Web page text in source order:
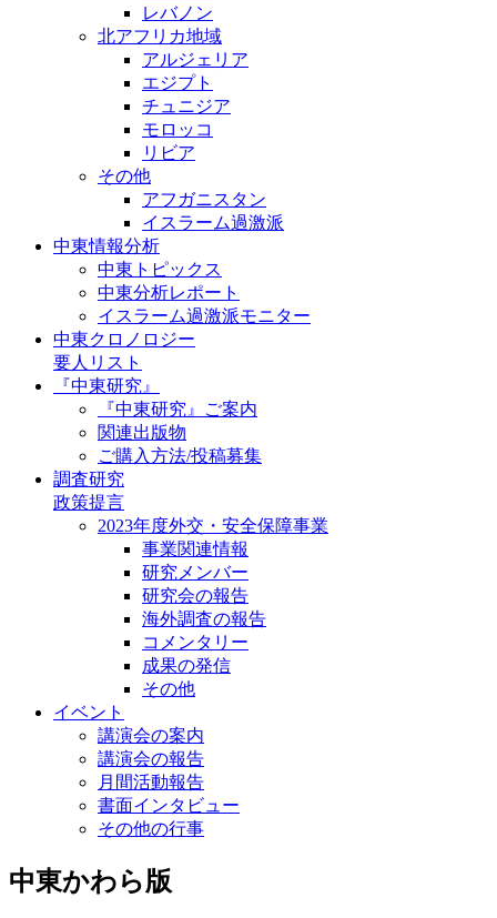
レバノン
北アフリカ地域
アルジェリア
エジプト
チュニジア
モロッコ
リビア
その他
アフガニスタン
イスラーム過激派
中東情報分析
中東トピックス
中東分析レポート
イスラーム過激派モニター
中東クロノロジー
要人リスト
『中東研究』
『中東研究』ご案内
関連出版物
ご購入方法/投稿募集
調査研究
政策提言
2023年度外交・安全保障事業
事業関連情報
研究メンバー
研究会の報告
海外調査の報告
コメンタリー
成果の発信
その他
イベント
講演会の案内
講演会の報告
月間活動報告
書面インタビュー
その他の行事
中東かわら版